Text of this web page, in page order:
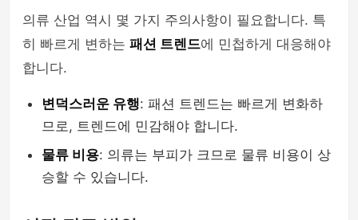
의류 산업 역시 몇 가지 주의사항이 필요합니다. 특
히 빠르게 변하는 패션 트렌드에 민첩하게 대응해야
합니다.
변덕스러운 유행: 패션 트렌드는 빠르게 변화하
므로, 트렌드에 민감해야 합니다.
물류 비용: 의류는 부피가 크므로 물류 비용이 상
승할 수 있습니다.